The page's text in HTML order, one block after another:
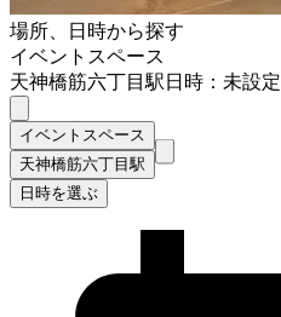
場所、日時から探す
イベントスペース
天神橋筋六丁目駅日時：未設定
イベントスペース
天神橋筋六丁目駅
日時を選ぶ